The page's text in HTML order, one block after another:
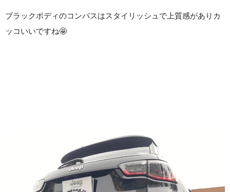
ブラックボディのコンパスはスタイリッシュで上質感がありカ
ッコいいですね🤩